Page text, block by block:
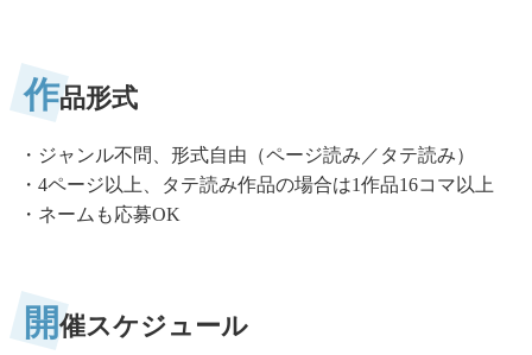
作品形式
・ジャンル不問、形式自由（ページ読み／タテ読み）
・4ページ以上、タテ読み作品の場合は1作品16コマ以上
・ネームも応募OK
開催スケジュール